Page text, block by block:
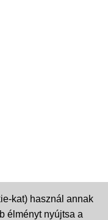
kat) használ annak
élményt nyújtsa a